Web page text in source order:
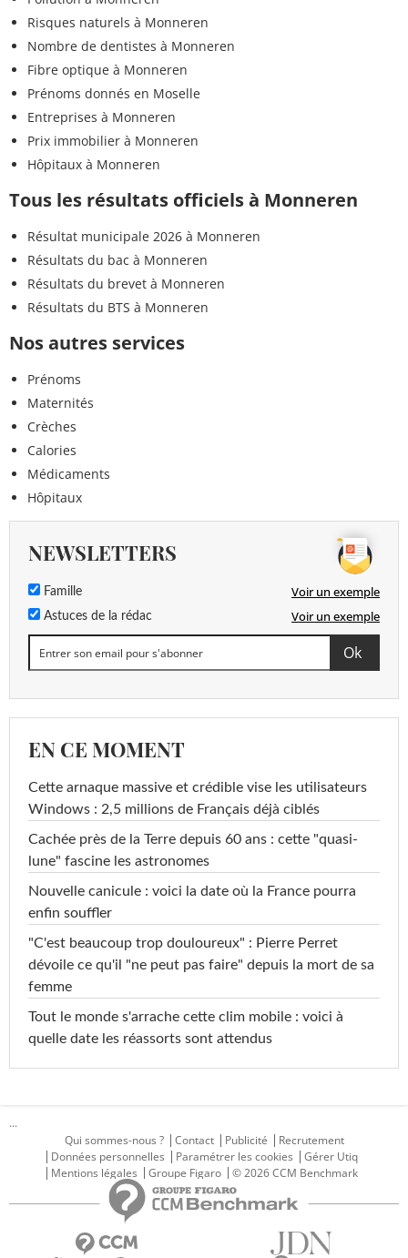
Risques naturels à Monneren
Nombre de dentistes à Monneren
Fibre optique à Monneren
Prénoms donnés en Moselle
Entreprises à Monneren
Prix immobilier à Monneren
Hôpitaux à Monneren
Tous les résultats officiels à Monneren
Résultat municipale 2026 à Monneren
Résultats du bac à Monneren
Résultats du brevet à Monneren
Résultats du BTS à Monneren
Nos autres services
Prénoms
Maternités
Crèches
Calories
Médicaments
Hôpitaux
NEWSLETTERS
Famille Voir un exemple
Astuces de la rédac Voir un exemple
EN CE MOMENT
Cette arnaque massive et crédible vise les utilisateurs
Windows : 2,5 millions de Français déjà ciblés
Cachée près de la Terre depuis 60 ans : cette "quasi-
lune" fascine les astronomes
Nouvelle canicule : voici la date où la France pourra
enfin souffler
"C'est beaucoup trop douloureux" : Pierre Perret
dévoile ce qu'il "ne peut pas faire" depuis la mort de sa
femme
Tout le monde s'arrache cette clim mobile : voici à
quelle date les réassorts sont attendus
...
Qui sommes-nous ?
Contact Publicité
Recrutement
Données personnelles
Paramétrer les cookies
Gérer Utiq
Mentions légales
Groupe Figaro © 2026 CCM Benchmark